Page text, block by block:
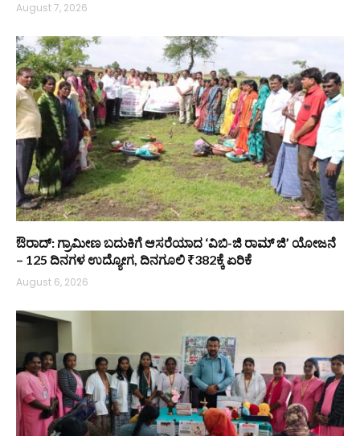
August 7, 2026
ಔರಾದ್: ಗ್ರಾಮೀಣ ಬದುಕಿಗೆ ಆಸರೆಯಾದ ‘ವಿಬಿ-ಜಿ ರಾಮ್ ಜಿ’ ಯೋಜನೆ
– 125 ದಿನಗಳ ಉದ್ಯೋಗ, ದಿನಗೂಲಿ ₹382ಕ್ಕೆ ಏರಿಕೆ
August 6, 2026